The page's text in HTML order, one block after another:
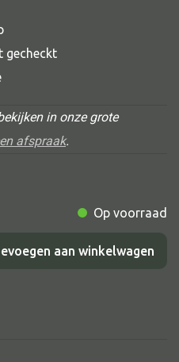
gecheckt
in onze grote
afspraak.
Op voorraad
aan winkelwagen